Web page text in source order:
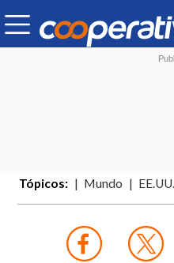
Tópicos: Mundo EE.UU.